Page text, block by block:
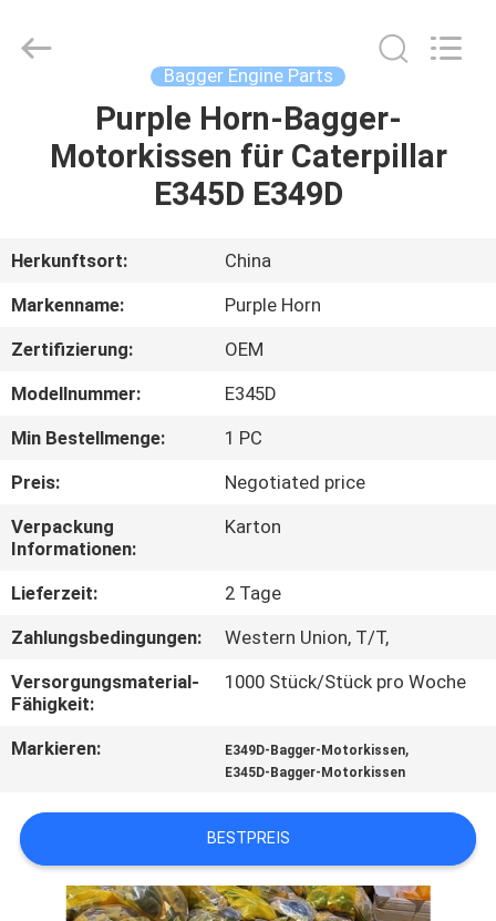
PRODUKTE
ÜBER
UNS
FABRIK-
AUSFLUG
QUALITÄTSKONTROLLE
TRETEN
SIE
MIT
IN
VERBINDUNG
BLOG
FORDERN
Commerce
Bagger Engine Parts
Purple Horn-Bagger-
Motorkissen für Caterpillar
E345D E349D
Herkunftsort:
China
Markenname:
Purple Horn
Zertifizierung:
OEM
Modellnummer:
E345D
Min Bestellmenge:
1 PC
Preis:
Negotiated price
Verpackung
Informationen:
Karton
Lieferzeit:
2 Tage
Zahlungsbedingungen:
Western Union, T/T,
Versorgungsmaterial-
Fähigkeit:
1000 Stück/Stück pro Woche
Markieren: E349D-Bagger-Motorkissen,
E345D-Bagger-Motorkissen
BESTPREIS